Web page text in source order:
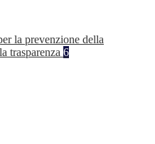
la prevenzione della
trasparenza 6